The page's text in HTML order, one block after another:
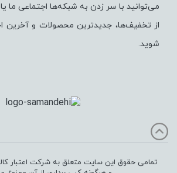
می‌توانید با سر زدن به شبکه‌ها اجتماعی ما
از تخفیف‌‌ها، جدیدترین محصولات و آخرین
شوید.
تمامی حقوق این سایت متعلق به شرکت اعتبار